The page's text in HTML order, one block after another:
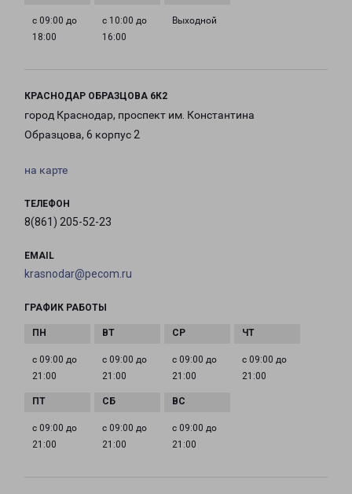
с 09:00 до
18:00
с 10:00 до
16:00
Выходной
КРАСНОДАР ОБРАЗЦОВА 6К2
город Краснодар, проспект им. Константина
Образцова, 6 корпус 2
на карте
ТЕЛЕФОН
8(861) 205-52-23
EMAIL
krasnodar@pecom.ru
ГРАФИК РАБОТЫ
с 09:00 до
21:00
с 09:00 до
21:00
с 09:00 до
21:00
с 09:00 до
21:00
с 09:00 до
21:00
с 09:00 до
21:00
с 09:00 до
21:00